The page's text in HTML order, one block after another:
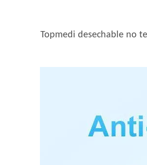
Topmedi desechable no